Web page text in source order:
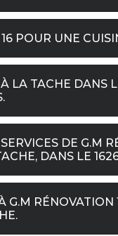
POUR UNE
LA TACHE DANS
DE G.M
DANS LE
G.M